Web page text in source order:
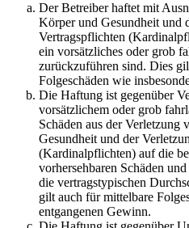
Der Betreiber haftet mit
Körper und Gesundheit und
Vertragspflichten
ein vorsätzliches oder grob
zurückzuführen sind. Dies
Folgeschäden wie
Die Haftung ist gegenüber
vorsätzlichem oder grob
Schäden aus der Verletzung
Gesundheit und der
(Kardinalpflichten) auf die
vorhersehbaren Schäden
die vertragstypischen
gilt auch für mittelbare
entgangenen Gewinn.